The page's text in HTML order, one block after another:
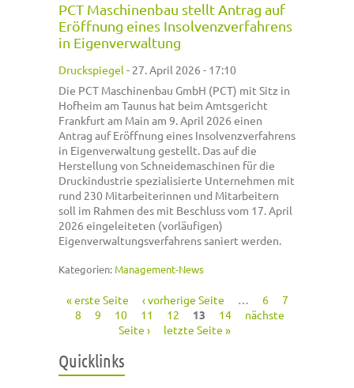
PCT Maschinenbau stellt Antrag auf
Eröffnung eines Insolvenzverfahrens
in Eigenverwaltung
Druckspiegel - 27. April 2026 - 17:10
Die PCT Maschinenbau GmbH (PCT) mit Sitz in
Hofheim am Taunus hat beim Amtsgericht
Frankfurt am Main am 9. April 2026 einen
Antrag auf Eröffnung eines Insolvenzverfahrens
in Eigenverwaltung gestellt. Das auf die
Herstellung von Schneidemaschinen für die
Druckindustrie spezialisierte Unternehmen mit
rund 230 Mitarbeiterinnen und Mitarbeitern
soll im Rahmen des mit Beschluss vom 17. April
2026 eingeleiteten (vorläufigen)
Eigenverwaltungsverfahrens saniert werden.
Kategorien: Management-News
Seiten
« erste Seite ‹ vorherige Seite … 6
7
8
9 10 11 12 13 14
nächste
Seite ›
letzte Seite »
Quicklinks